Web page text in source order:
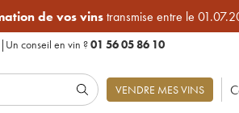
de vos vinstransmise entre le
| Un conseil en vin ?01 56 05 86 10
VENDRE MES VINS